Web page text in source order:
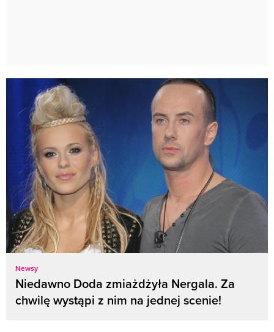
Newsy
Niedawno Doda zmiażdżyła Nergala. Za
chwilę wystąpi z nim na jednej scenie!